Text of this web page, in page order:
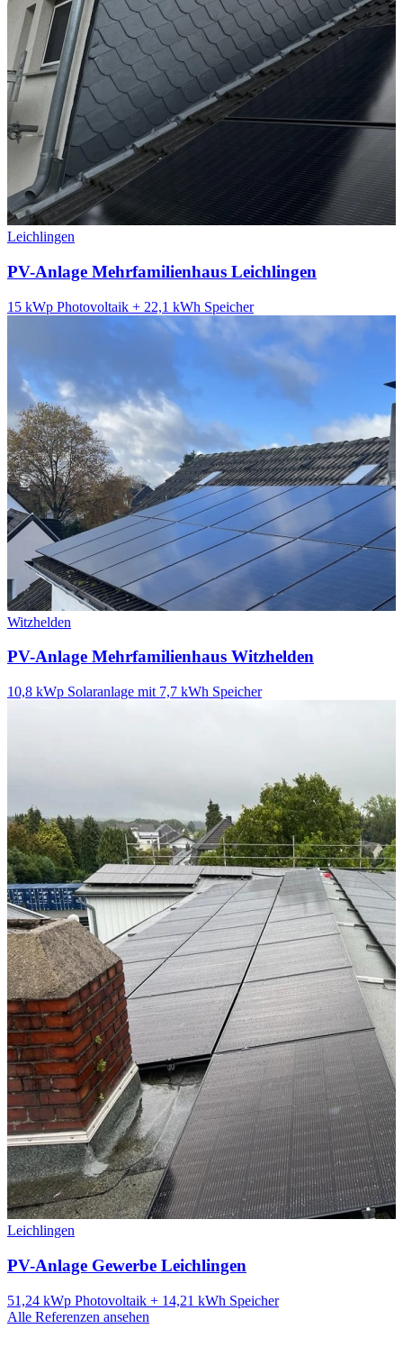
Leichlingen
PV-Anlage Mehrfamilienhaus Leichlingen
15 kWp Photovoltaik + 22,1 kWh Speicher
Witzhelden
PV-Anlage Mehrfamilienhaus Witzhelden
10,8 kWp Solaranlage mit 7,7 kWh Speicher
Leichlingen
PV-Anlage Gewerbe Leichlingen
51,24 kWp Photovoltaik + 14,21 kWh Speicher
Alle Referenzen ansehen